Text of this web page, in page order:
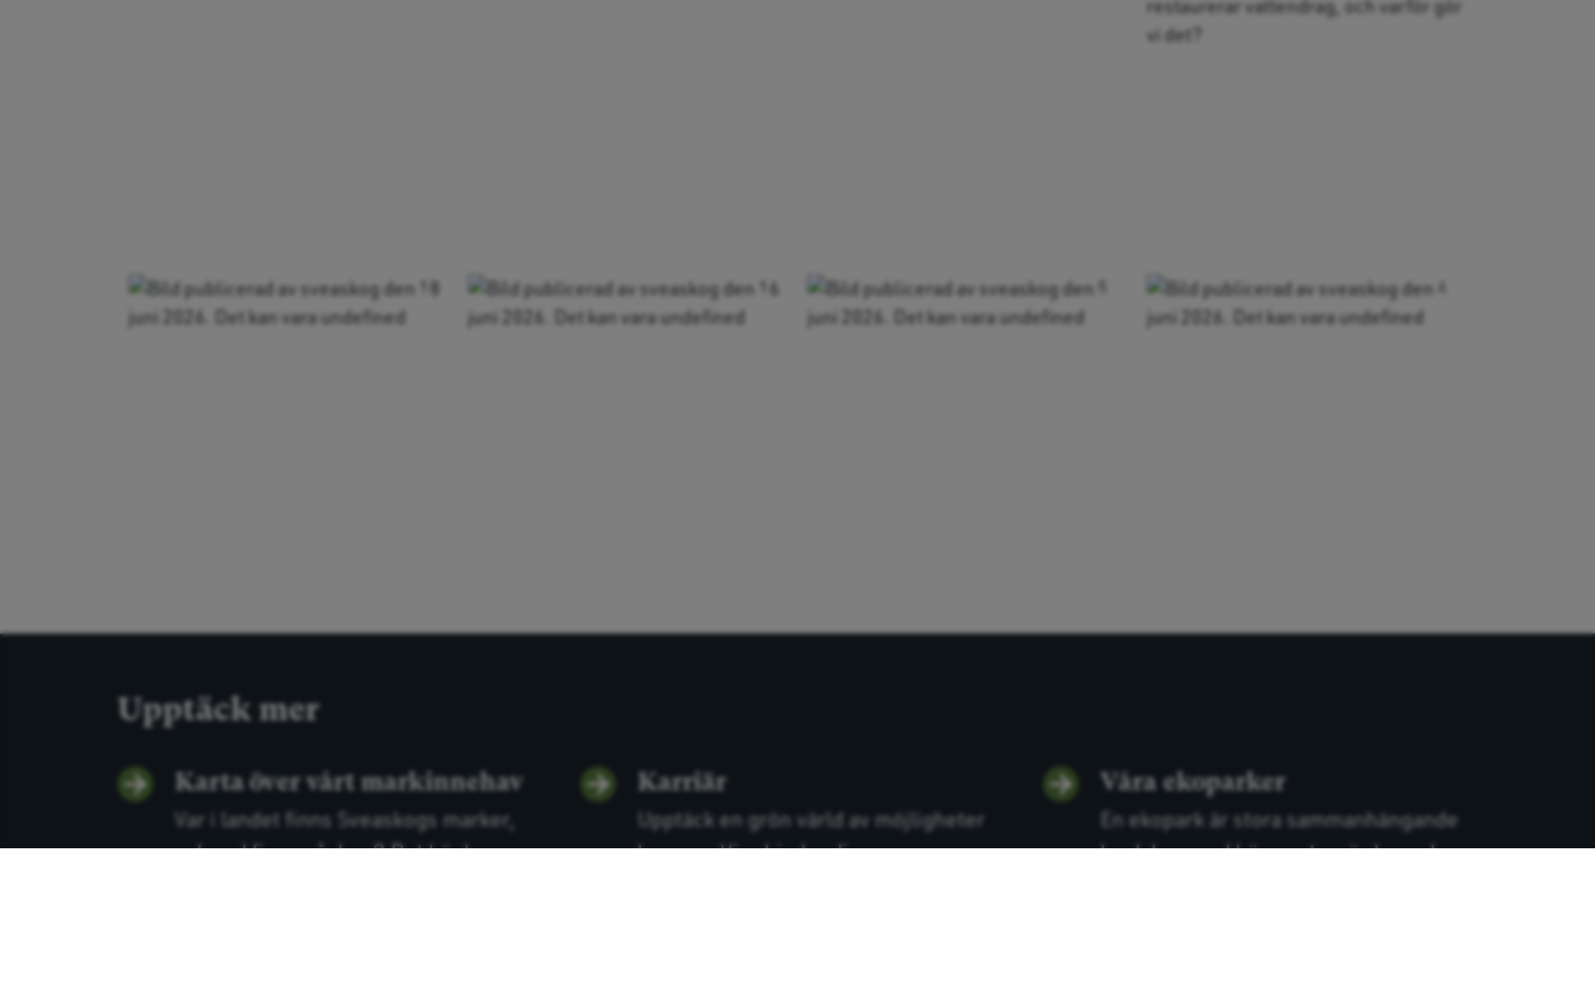
Upptäck mer
Karta över vårt markinnehav
Var i landet finns Sveaskogs marker,
och vad finns på dem? Det här ka...
Karriär
Upptäck en grön värld av möjligheter
hos oss. Vi erbjuder di...
Våra ekoparker
En ekopark är stora sammanhängande
landskap med höga naturvärden och